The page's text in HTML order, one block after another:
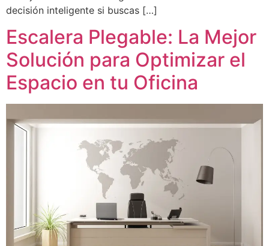
decisión inteligente si buscas […]
Escalera Plegable: La Mejor
Solución para Optimizar el
Espacio en tu Oficina